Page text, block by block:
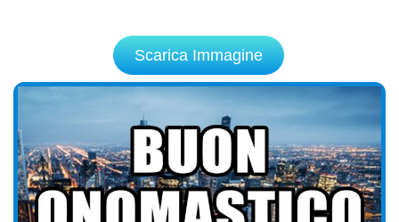
Scarica Immagine